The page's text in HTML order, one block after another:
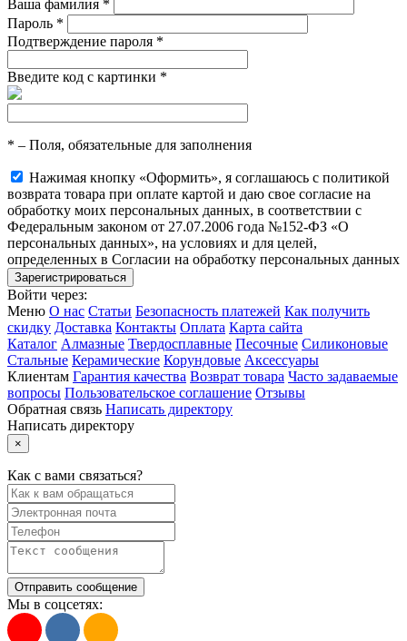
Ваша фамилия *
Пароль *
Подтверждение пароля *
Введите код с картинки *
* – Поля, обязательные для заполнения
Нажимая кнопку «Оформить», я соглашаюсь с политикой
возврата товара при оплате картой и даю свое согласие на
обработку моих персональных данных, в соответствии с
Федеральным законом от 27.07.2006 года №152-ФЗ «О
персональных данных», на условиях и для целей,
определенных в Согласии на обработку персональных данных
Войти через:
Меню О нас Статьи Безопасность платежей Как получить
скидку Доставка Контакты Оплата Карта сайта
Каталог Алмазные Твердосплавные Песочные Силиконовые
Стальные Керамические Корундовые Аксессуары
Клиентам Гарантия качества Возврат товара Часто задаваемые
вопросы Пользовательское соглашение Отзывы
Обратная связь Написать директору
Написать директору
×
Как с вами связаться?
Отправить сообщение
Мы в соцсетях: